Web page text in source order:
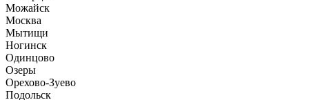
Можайск
Москва
Мытищи
Ногинск
Одинцово
Озеры
Орехово-Зуево
Подольск